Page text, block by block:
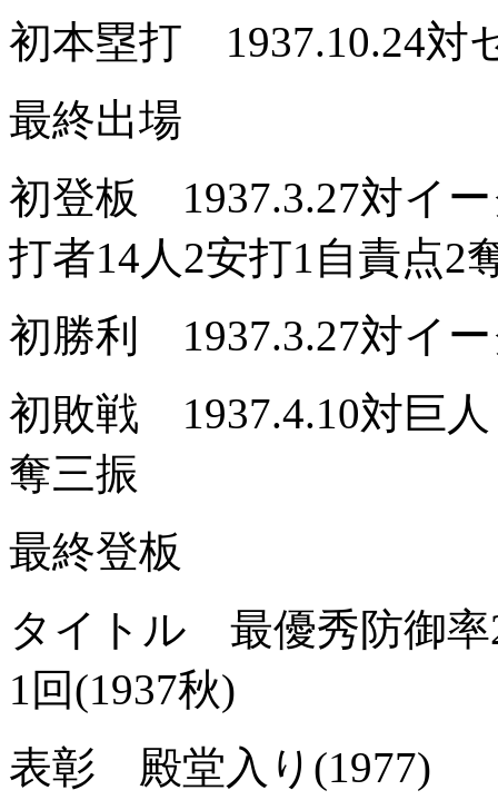
初本塁打 1937.10.24
最終出場
初登板 1937.3.27対イ
打者14人2安打1自責点
初勝利 1937.3.27対イ
初敗戦 1937.4.10対巨
奪三振
最終登板
タイトル 最優秀防御
1回(1937秋)
表彰 殿堂入り(1977)